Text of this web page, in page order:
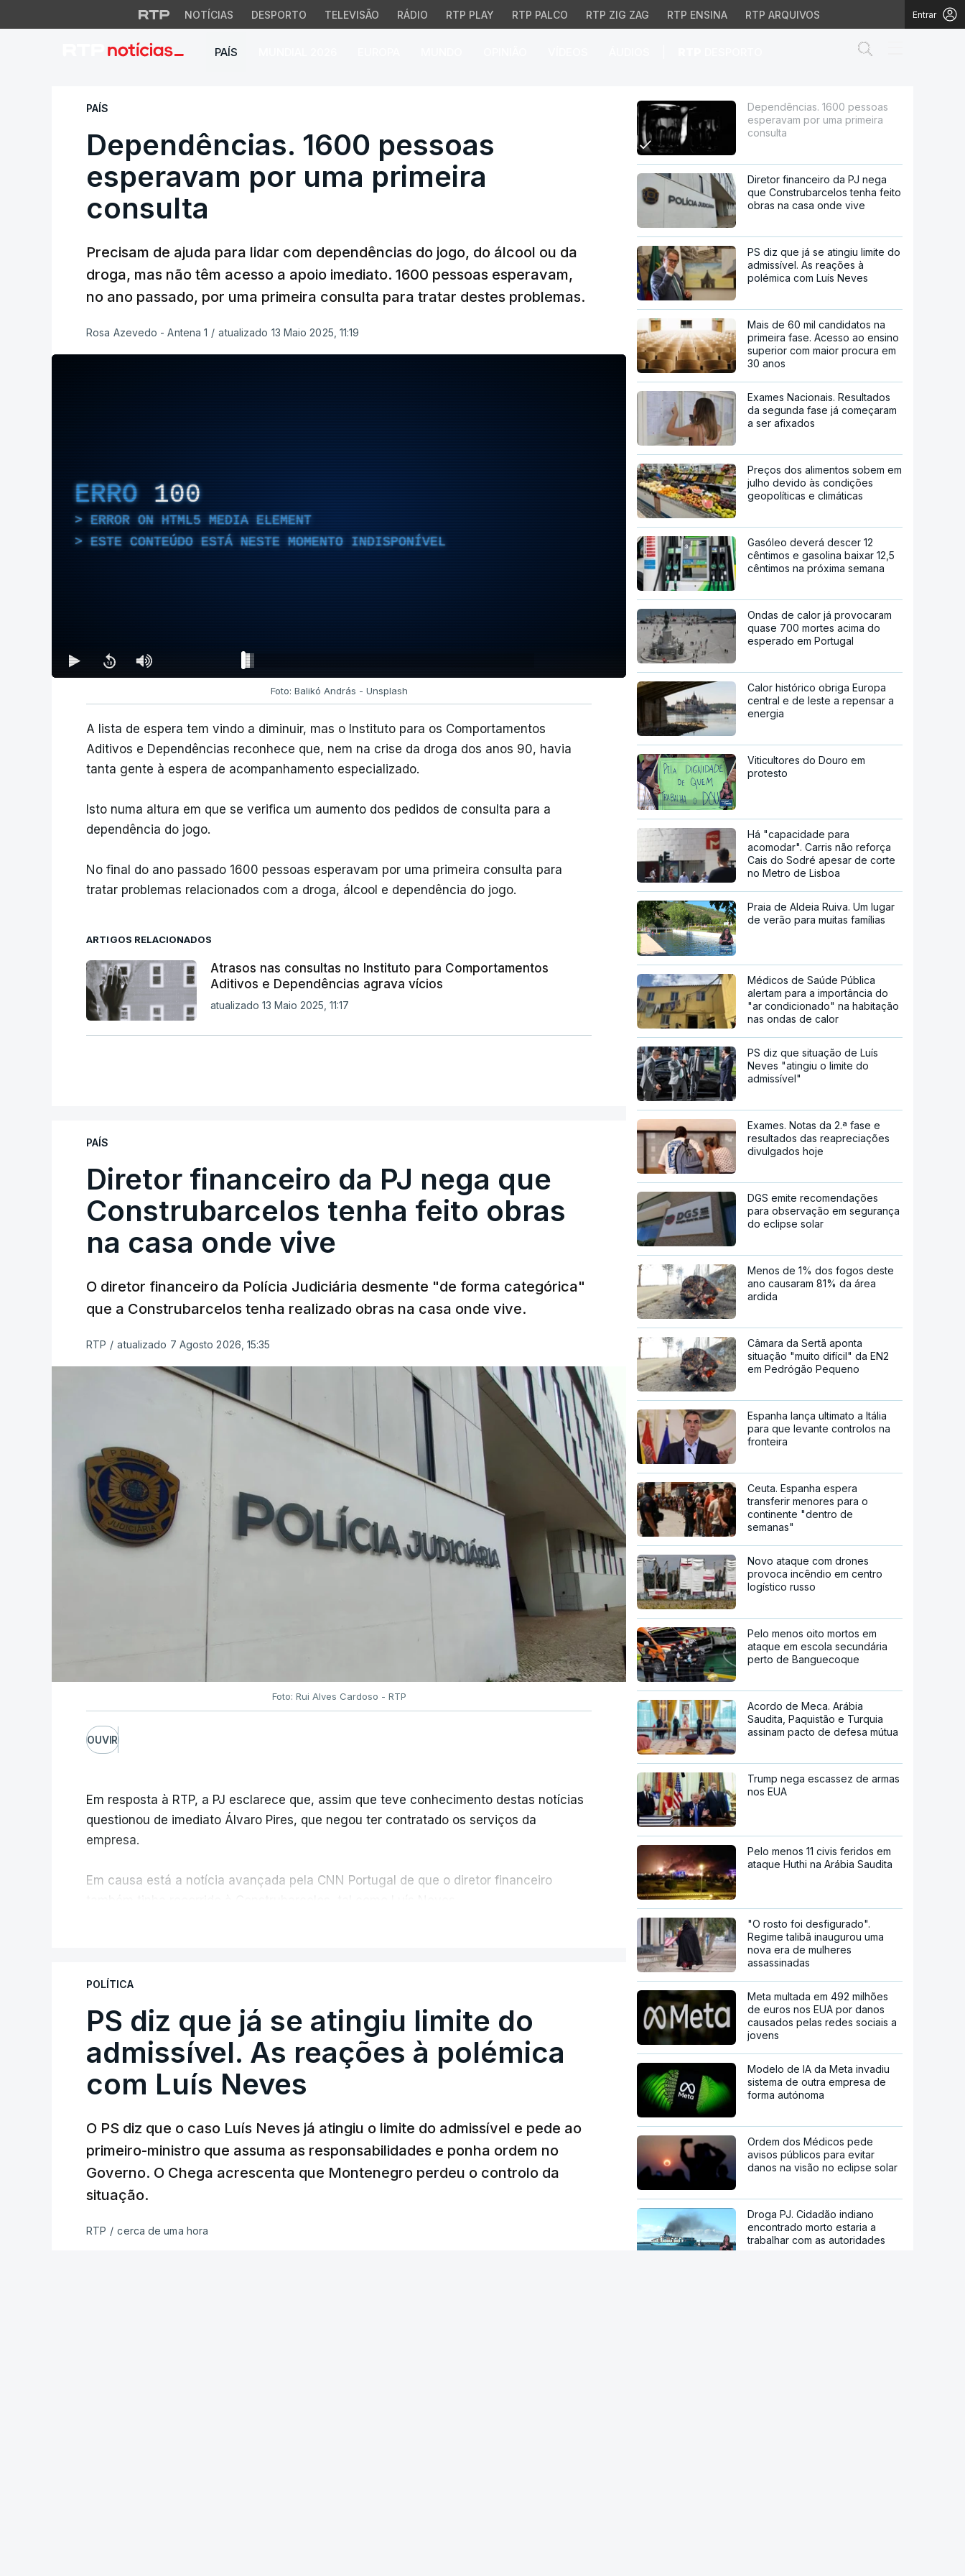
NOTÍCIAS DESPORTO TELEVISÃO RÁDIO RTP PLAY RTP PALCO RTP ZIG ZAG RTP ENSINA RTP ARQUIVOS Entrar
PAÍS
Dependências. 1600 pessoas esperavam por uma primeira
PAÍS
Dependências. 1600 pessoas
esperavam por uma primeira
consulta
Precisam de ajuda para lidar com dependências do jogo, do álcool ou da
droga, mas não têm acesso a apoio imediato. 1600 pessoas esperavam,
no ano passado, por uma primeira consulta para tratar destes problemas.
Rosa Azevedo - Antena 1 / atualizado 13 Maio 2025, 11:19
ERRO 100
ERROR ON HTML5 MEDIA ELEMENT
ESTE CONTEÚDO ESTÁ NESTE MOMENTO INDISPONÍVEL
Foto: Balikó András - Unsplash
A lista de espera tem vindo a diminuir, mas o Instituto para os Comportamentos
Aditivos e Dependências reconhece que, nem na crise da droga dos anos 90, havia
tanta gente à espera de acompanhamento especializado.
Isto numa altura em que se verifica um aumento dos pedidos de consulta para a
dependência do jogo.
No final do ano passado 1600 pessoas esperavam por uma primeira consulta para
tratar problemas relacionados com a droga, álcool e dependência do jogo.
ARTIGOS RELACIONADOS
Atrasos nas consultas no Instituto para Comportamentos
Aditivos e Dependências agrava vícios
atualizado 13 Maio 2025, 11:17
PAÍS
Diretor financeiro da PJ nega que
Construbarcelos tenha feito obras
na casa onde vive
O diretor financeiro da Polícia Judiciária desmente "de forma categórica"
que a Construbarcelos tenha realizado obras na casa onde vive.
RTP / atualizado 7 Agosto 2026, 15:35
Foto: Rui Alves Cardoso - RTP
OUVIR
Em resposta à RTP, a PJ esclarece que, assim que teve conhecimento destas notícias
questionou de imediato Álvaro Pires, que negou ter contratado os serviços da
empresa.
Em causa está a notícia avançada pela CNN Portugal de que o diretor financeiro
ARTIGOS RELACIONADOS
Empreiteiro da Construbarcelos também fez obras na casa do
diretor financeiro da PJ
atualizado 7 Agosto 2026, 14:25
Empreiteiro que fez obras na casa de Luís Neves também
trabalhou para o diretor financeiro da PJ
atualizado 7 Agosto 2026, 14:26
POLÍTICA
PS diz que já se atingiu limite do
admissível. As reações à polémica
com Luís Neves
O PS diz que o caso Luís Neves já atingiu o limite do admissível e pede ao
primeiro-ministro que assuma as responsabilidades e ponha ordem no
Governo. O Chega acrescenta que Montenegro perdeu o controlo da
situação.
RTP / cerca de uma hora
Dependências. 1600 pessoas
esperavam por uma primeira
consulta
Diretor financeiro da PJ nega
que Construbarcelos tenha feito
obras na casa onde vive
PS diz que já se atingiu limite do
admissível. As reações à
polémica com Luís Neves
Mais de 60 mil candidatos na
primeira fase. Acesso ao ensino
superior com maior procura em
30 anos
Exames Nacionais. Resultados
da segunda fase já começaram
a ser afixados
Preços dos alimentos sobem em
julho devido às condições
geopolíticas e climáticas
Gasóleo deverá descer 12
cêntimos e gasolina baixar 12,5
cêntimos na próxima semana
Ondas de calor já provocaram
quase 700 mortes acima do
esperado em Portugal
Calor histórico obriga Europa
central e de leste a repensar a
energia
Viticultores do Douro em
protesto
Há "capacidade para
acomodar". Carris não reforça
Cais do Sodré apesar de corte
no Metro de Lisboa
Praia de Aldeia Ruiva. Um lugar
de verão para muitas famílias
Médicos de Saúde Pública
alertam para a importância do
"ar condicionado" na habitação
nas ondas de calor
PS diz que situação de Luís
Neves "atingiu o limite do
admissível"
Exames. Notas da 2.ª fase e
resultados das reapreciações
divulgados hoje
DGS emite recomendações
para observação em segurança
do eclipse solar
Menos de 1% dos fogos deste
ano causaram 81% da área
ardida
Câmara da Sertã aponta
situação "muito difícil" da EN2
em Pedrógão Pequeno
Espanha lança ultimato a Itália
para que levante controlos na
fronteira
Ceuta. Espanha espera
transferir menores para o
continente "dentro de
semanas"
Novo ataque com drones
provoca incêndio em centro
logístico russo
Pelo menos oito mortos em
ataque em escola secundária
perto de Banguecoque
Acordo de Meca. Arábia
Saudita, Paquistão e Turquia
assinam pacto de defesa mútua
Trump nega escassez de armas
nos EUA
Pelo menos 11 civis feridos em
ataque Huthi na Arábia Saudita
"O rosto foi desfigurado".
Regime talibã inaugurou uma
nova era de mulheres
assassinadas
Meta multada em 492 milhões
de euros nos EUA por danos
causados pelas redes sociais a
jovens
Modelo de IA da Meta invadiu
sistema de outra empresa de
forma autónoma
Ordem dos Médicos pede
avisos públicos para evitar
danos na visão no eclipse solar
Droga PJ. Cidadão indiano
encontrado morto estaria a
trabalhar com as autoridades